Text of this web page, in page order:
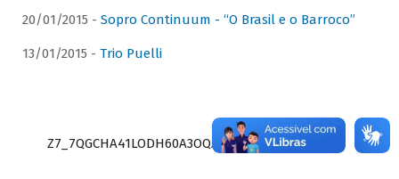
20/01/2015 - Sopro Continuum - “O Brasil e o Barroco”
13/01/2015 - Trio Puelli
Z7_7QGCHA41LODH60A3OQA8RN1415